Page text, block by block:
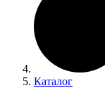
Каталог